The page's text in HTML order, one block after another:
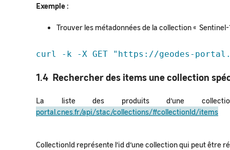
Exemple :
Trouver les métadonnées de la collection « Sentinel-
curl -k -X GET "https://geodes-
1.4 Rechercher des items une collection
La liste des produits d’une
portal.cnes.fr/api/stac/collections/#collectionId/items
CollectionId représente l’id d’une collection qui peut être